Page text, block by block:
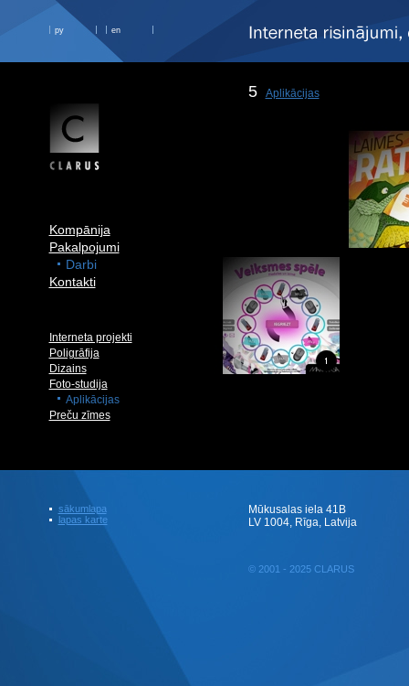
ру en
Kompānija
Pakalpojumi
Darbi
Kontakti
Interneta projekti
Poligrāfija
Dizains
Foto-studija
Aplikācijas
Preču zīmes
5 Aplikācijas
sākumlapa
lapas karte
Mūkusalas iela 41B
LV 1004, Rīga, Latvija
© 2001 - 2025 CLARUS